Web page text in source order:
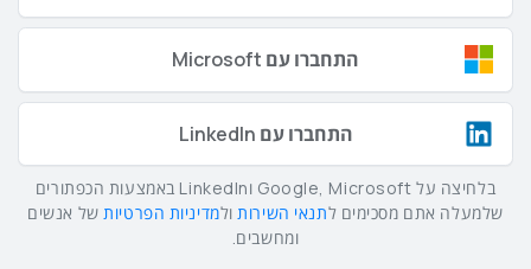
התחברו עם Microsoft
התחברו עם LinkedIn
בלחיצה על Google, Microsoft וLinkedIn באמצעות הכפתורים
שלמעלה אתם מסכימים לתנאי השירותולמדיניות הפרטיותשל אנשים
ומחשבים.